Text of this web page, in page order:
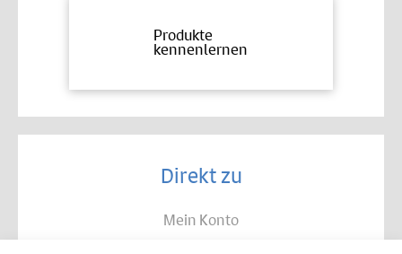
Produkte
kennenlernen
Direkt zu
Mein Konto